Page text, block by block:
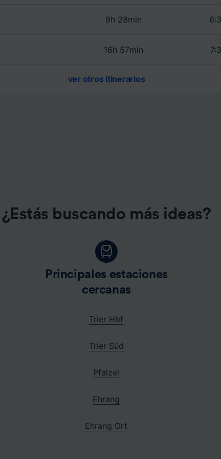
9h 28min
16h 57min
ver otros itinerarios
¿Estás buscando más ideas?
Principales estaciones
cercanas
Trier Hbf
Trier Süd
Pfalzel
Ehrang
Ehrang Ort